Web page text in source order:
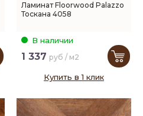
Ламинат Floorwood Palazzo
Тоскана 4058
В наличии
1 337 руб / м2
Купить в 1 клик